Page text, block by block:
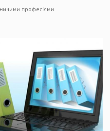
професіями